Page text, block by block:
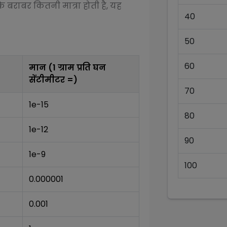
कितनी मात्रा होती है, यह
मान (1 ग्राम प्रति घन
सेंटीमीटर =)
1e-15
1e-12
1e-9
0.000001
0.001
40
50
60
70
80
90
100